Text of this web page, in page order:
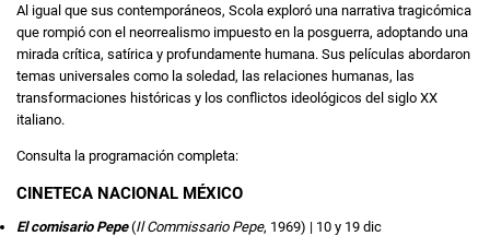
Al igual que sus contemporáneos, Scola exploró una narrativa tragicómica
que rompió con el neorrealismo impuesto en la posguerra, adoptando una
mirada crítica, satírica y profundamente humana. Sus películas abordaron
temas universales como la soledad, las relaciones humanas, las
transformaciones históricas y los conflictos ideológicos del siglo XX
italiano.
Consulta la programación completa:
CINETECA NACIONAL MÉXICO
El comisario Pepe(Il Commissario Pepe, 1969) | 10 y 19 dic